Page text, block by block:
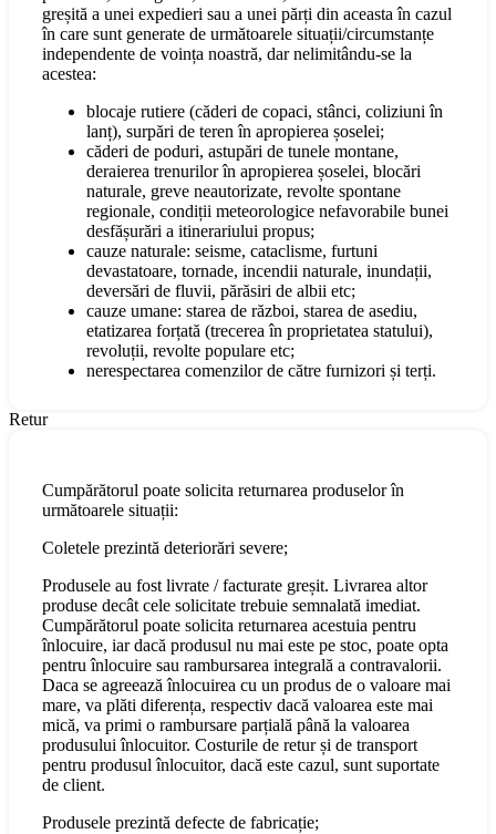
greșită a unei expedieri sau a unei părți din aceasta în cazul
în care sunt generate de următoarele situații/circumstanțe
independente de voința noastră, dar nelimitându-se la
acestea:
blocaje rutiere (căderi de copaci, stânci, coliziuni în
lanț), surpări de teren în apropierea șoselei;
căderi de poduri, astupări de tunele montane,
deraierea trenurilor în apropierea șoselei, blocări
naturale, greve neautorizate, revolte spontane
regionale, condiții meteorologice nefavorabile bunei
desfășurări a itinerariului propus;
cauze naturale: seisme, cataclisme, furtuni
devastatoare, tornade, incendii naturale, inundații,
deversări de fluvii, părăsiri de albii etc;
cauze umane: starea de război, starea de asediu,
etatizarea forțată (trecerea în proprietatea statului),
revoluții, revolte populare etc;
nerespectarea comenzilor de către furnizori și terți.
Retur
Cumpărătorul poate solicita returnarea produselor în
următoarele situații:
Coletele prezintă deteriorări severe;
Produsele au fost livrate / facturate greșit. Livrarea altor
produse decât cele solicitate trebuie semnalată imediat.
Cumpărătorul poate solicita returnarea acestuia pentru
înlocuire, iar dacă produsul nu mai este pe stoc, poate opta
pentru înlocuire sau rambursarea integrală a contravalorii.
Daca se agreează înlocuirea cu un produs de o valoare mai
mare, va plăti diferența, respectiv dacă valoarea este mai
mică, va primi o rambursare parțială până la valoarea
produsului înlocuitor. Costurile de retur și de transport
pentru produsul înlocuitor, dacă este cazul, sunt suportate
de client.
Produsele prezintă defecte de fabricație;